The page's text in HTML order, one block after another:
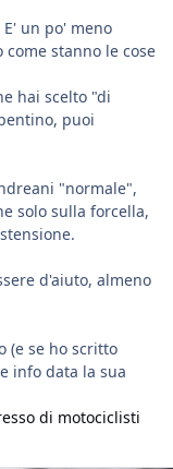
un po' meno
stanno le cose
hai scelto "di
puoi
"normale",
solo sulla forcella,
d'aiuto, almeno
(e se ho scritto
info data la sua
di motociclisti